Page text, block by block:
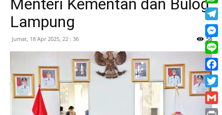
Menteri Kementan dan Bulog
Lampung
Jumat, 18 Apr 2025, 22 : 36 58
Line